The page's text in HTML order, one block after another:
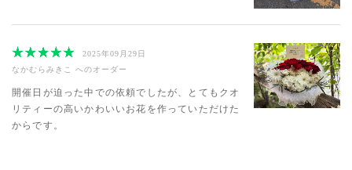
2025年09月29日
なかむらみきこ へのオーダー
開催日が迫った中での依頼でしたが、とてもクオ
リティーの高いかわいいお花を作っていただけた
からです。